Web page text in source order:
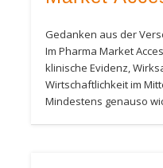
Gedanken aus der
Im Pharma Market
klinische Evidenz,
Wirtschaftlichkeit im
Mindestens genauso